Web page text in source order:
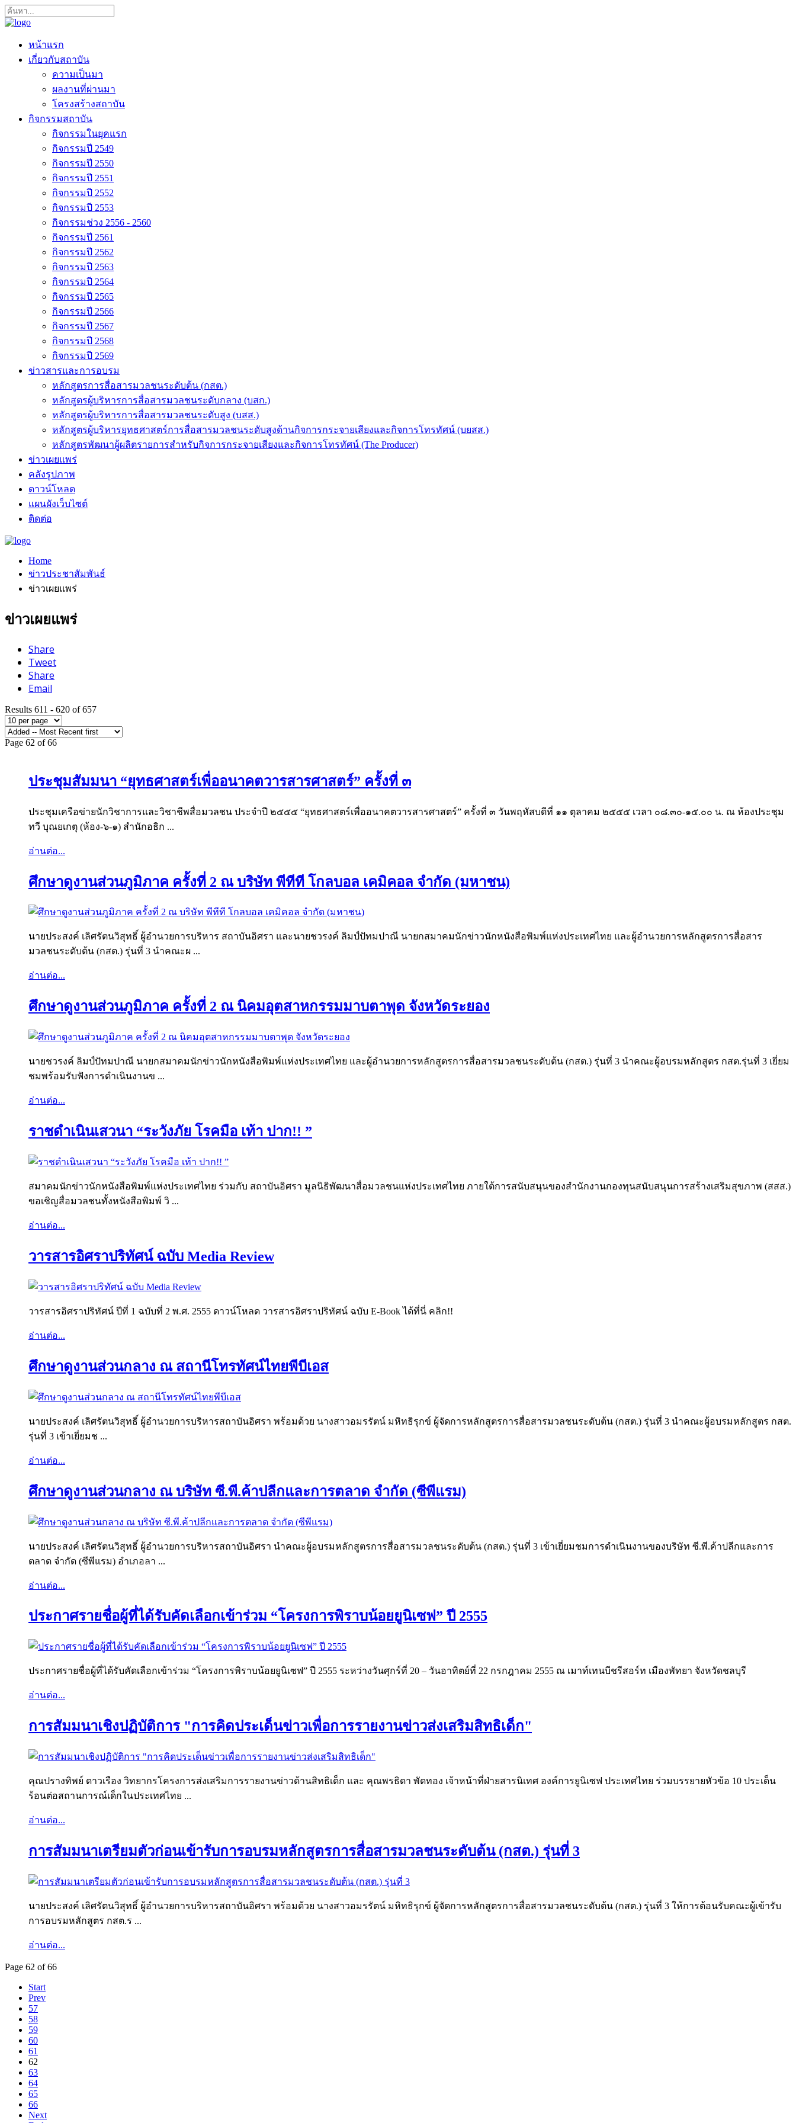
หน้าแรก
เกี่ยวกับสถาบัน
ความเป็นมา
ผลงานที่ผ่านมา
โครงสร้างสถาบัน
กิจกรรมสถาบัน
กิจกรรมในยุคแรก
กิจกรรมปี 2549
กิจกรรมปี 2550
กิจกรรมปี 2551
กิจกรรมปี 2552
กิจกรรมปี 2553
กิจกรรมช่วง 2556 - 2560
กิจกรรมปี 2561
กิจกรรมปี 2562
กิจกรรมปี 2563
กิจกรรมปี 2564
กิจกรรมปี 2565
กิจกรรมปี 2566
กิจกรรมปี 2567
กิจกรรมปี 2568
กิจกรรมปี 2569
ข่าวสารและการอบรม
หลักสูตรการสื่อสารมวลชนระดับต้น (กสต.)
หลักสูตรผู้บริหารการสื่อสารมวลชนระดับกลาง (บสก.)
หลักสูตรผู้บริหารการสื่อสารมวลชนระดับสูง (บสส.)
หลักสูตรผู้บริหารยุทธศาสตร์การสื่อสารมวลชนระดับสูงด้านกิจการกระจายเสียงและกิจการโทรทัศน์ (บยสส.)
หลักสูตรพัฒนาผู้ผลิตรายการสำหรับกิจการกระจายเสียงและกิจการโทรทัศน์ (The Producer)
ข่าวเผยแพร่
คลังรูปภาพ
ดาวน์โหลด
แผนผังเว็บไซต์
ติดต่อ
Home
ข่าวประชาสัมพันธ์
ข่าวเผยแพร่
ข่าวเผยแพร่
Share
Tweet
Share
Email
Results 611 - 620 of 657
Page 62 of 66
ประชุมสัมมนา “ยุทธศาสตร์เพื่ออนาคตวารสารศาสตร์” ครั้งที่ ๓
ประชุมเครือข่ายนักวิชาการและวิชาชีพสื่อมวลชน ประจำปี ๒๕๕๕ “ยุทธศาสตร์เพื่ออนาคตวารสารศาสตร์” ครั้งที่ ๓ วันพฤหัสบดีที่ ๑๑ ตุลาคม ๒๕๕๕ เวลา ๐๘.๓๐-๑๕.๐๐ น. ณ ห้องประชุม
ทวี บุณยเกตุ (ห้อง-๖-๑) สำนักอธิก ...
อ่านต่อ...
ศึกษาดูงานส่วนภูมิภาค ครั้งที่ 2 ณ บริษัท พีทีที โกลบอล เคมิคอล จำกัด (มหาชน)
นายประสงค์ เลิศรัตนวิสุทธิ์ ผู้อำนวยการบริหาร สถาบันอิศรา และนายชวรงค์ ลิมป์ปัทมปาณี นายกสมาคมนักข่าวนักหนังสือพิมพ์แห่งประเทศไทย และผู้อำนวยการหลักสูตรการสื่อสาร
มวลชนระดับต้น (กสต.) รุ่นที่ 3 นำคณะผ ...
อ่านต่อ...
ศึกษาดูงานส่วนภูมิภาค ครั้งที่ 2 ณ นิคมอุตสาหกรรมมาบตาพุด จังหวัดระยอง
นายชวรงค์ ลิมป์ปัทมปาณี นายกสมาคมนักข่าวนักหนังสือพิมพ์แห่งประเทศไทย และผู้อำนวยการหลักสูตรการสื่อสารมวลชนระดับต้น (กสต.) รุ่นที่ 3 นำคณะผู้อบรมหลักสูตร กสต.รุ่นที่ 3 เยี่ยม
ชมพร้อมรับฟังการดำเนินงานข ...
อ่านต่อ...
ราชดำเนินเสวนา “ระวังภัย โรคมือ เท้า ปาก!! ”
สมาคมนักข่าวนักหนังสือพิมพ์แห่งประเทศไทย ร่วมกับ สถาบันอิศรา มูลนิธิพัฒนาสื่อมวลชนแห่งประเทศไทย ภายใต้การสนับสนุนของสำนักงานกองทุนสนับสนุนการสร้างเสริมสุขภาพ (สสส.)
ขอเชิญสื่อมวลชนทั้งหนังสือพิมพ์ วิ ...
อ่านต่อ...
วารสารอิศราปริทัศน์ ฉบับ Media Review
วารสารอิศราปริทัศน์ ปีที่ 1 ฉบับที่ 2 พ.ศ. 2555 ดาวน์โหลด วารสารอิศราปริทัศน์ ฉบับ E-Book ได้ที่นี่ คลิก!!
อ่านต่อ...
ศึกษาดูงานส่วนกลาง ณ สถานีโทรทัศน์ไทยพีบีเอส
นายประสงค์ เลิศรัตนวิสุทธิ์ ผู้อำนวยการบริหารสถาบันอิศรา พร้อมด้วย นางสาวอมรรัตน์ มหิทธิรุกข์ ผู้จัดการหลักสูตรการสื่อสารมวลชนระดับต้น (กสต.) รุ่นที่ 3 นำคณะผู้อบรมหลักสูตร กสต.
รุ่นที่ 3 เข้าเยี่ยมช ...
อ่านต่อ...
ศึกษาดูงานส่วนกลาง ณ บริษัท ซี.พี.ค้าปลีกและการตลาด จำกัด (ซีพีแรม)
นายประสงค์ เลิศรัตนวิสุทธิ์ ผู้อำนวยการบริหารสถาบันอิศรา นำคณะผู้อบรมหลักสูตรการสื่อสารมวลชนระดับต้น (กสต.) รุ่นที่ 3 เข้าเยี่ยมชมการดำเนินงานของบริษัท ซี.พี.ค้าปลีกและการ
ตลาด จำกัด (ซีพีแรม) อำเภอลา ...
อ่านต่อ...
ประกาศรายชื่อผู้ที่ได้รับคัดเลือกเข้าร่วม “โครงการพิราบน้อยยูนิเซฟ” ปี 2555
ประกาศรายชื่อผู้ที่ได้รับคัดเลือกเข้าร่วม “โครงการพิราบน้อยยูนิเซฟ” ปี 2555 ระหว่างวันศุกร์ที่ 20 – วันอาทิตย์ที่ 22 กรกฎาคม 2555 ณ เมาท์เทนบีชรีสอร์ท เมืองพัทยา จังหวัดชลบุรี
อ่านต่อ...
การสัมมนาเชิงปฏิบัติการ "การคิดประเด็นข่าวเพื่อการรายงานข่าวส่งเสริมสิทธิเด็ก"
คุณปรางทิพย์ ดาวเรือง วิทยากรโครงการส่งเสริมการรายงานข่าวด้านสิทธิเด็ก และ คุณพรธิดา พัดทอง เจ้าหน้าที่ฝ่ายสารนิเทศ องค์การยูนิเซฟ ประเทศไทย ร่วมบรรยายหัวข้อ 10 ประเด็น
ร้อนต่อสถานการณ์เด็กในประเทศไทย ...
อ่านต่อ...
การสัมมนาเตรียมตัวก่อนเข้ารับการอบรมหลักสูตรการสื่อสารมวลชนระดับต้น (กสต.) รุ่นที่ 3
นายประสงค์ เลิศรัตนวิสุทธิ์ ผู้อำนวยการบริหารสถาบันอิศรา พร้อมด้วย นางสาวอมรรัตน์ มหิทธิรุกข์ ผู้จัดการหลักสูตรการสื่อสารมวลชนระดับต้น (กสต.) รุ่นที่ 3 ให้การต้อนรับคณะผู้เข้ารับ
การอบรมหลักสูตร กสต.ร ...
อ่านต่อ...
Page 62 of 66
Start
Prev
57
58
59
60
61
62
63
64
65
66
Next